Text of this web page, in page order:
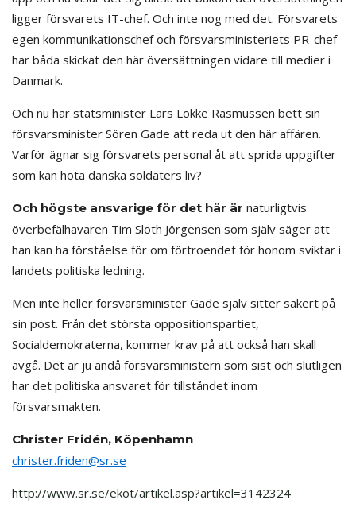
ligger försvarets IT-chef. Och inte nog med det. Försvarets
egen kommunikationschef och försvarsministeriets PR-chef
har båda skickat den här översättningen vidare till medier i
Danmark.
Och nu har statsminister Lars Lökke Rasmussen bett sin
försvarsminister Sören Gade att reda ut den här affären.
Varför ägnar sig försvarets personal åt att sprida uppgifter
som kan hota danska soldaters liv?
Och högste ansvarige för det här är naturligtvis
överbefälhavaren Tim Sloth Jörgensen som själv säger att
han kan ha förståelse för om förtroendet för honom sviktar i
landets politiska ledning.
Men inte heller försvarsminister Gade själv sitter säkert på
sin post. Från det största oppositionspartiet,
Socialdemokraterna, kommer krav på att också han skall
avgå. Det är ju ändå försvarsministern som sist och slutligen
har det politiska ansvaret för tillståndet inom
försvarsmakten.
Christer Fridén, Köpenhamn
christer.friden@sr.se
http://www.sr.se/ekot/artikel.asp?artikel=3142324